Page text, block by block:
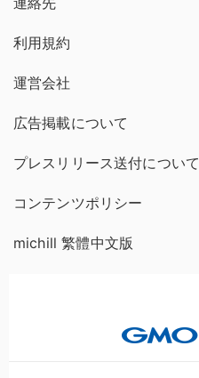
利用規約
運営会社
広告掲載について
プレスリリース送付について
コンテンツポリシー
michill 繁體中文版